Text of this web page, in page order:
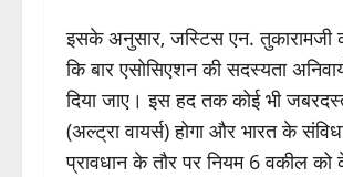
इसके अनुसार, जस्टिस एन. तुकारामजी
कि बार एसोसिएशन की सदस्यता
दिया जाए। इस हद तक कोई भी
(अल्ट्रा वायर्स) होगा और भारत के
प्रावधान के तौर पर नियम 6 वकील